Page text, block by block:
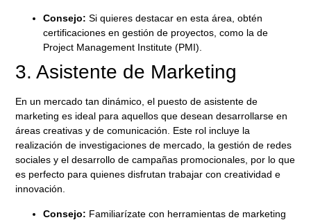
Consejo: Si quieres destacar en esta área, obtén
certificaciones en gestión de proyectos, como la de
Project Management Institute (PMI).
3. Asistente de Marketing
En un mercado tan dinámico, el puesto deasistente de
marketing es ideal para aquellos que desean desarrollarse en
áreas creativas y de comunicación. Este rol incluye la
realización de investigaciones de mercado, la gestión de redes
sociales y el desarrollo de campañas promocionales, por lo que
es perfecto para quienes disfrutan trabajar con creatividad e
innovación.
Consejo: Familiarízate con herramientas de marketing